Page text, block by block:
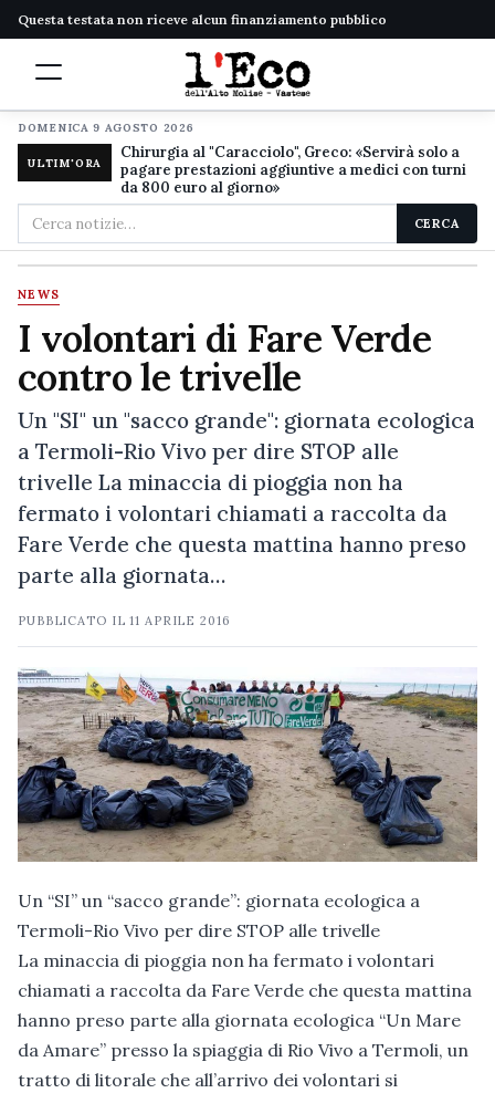
Questa testata non riceve alcun finanziamento pubblico
DOMENICA 9 AGOSTO 2026
ULTIM'ORA
Chirurgia al "Caracciolo", Greco: «Servirà solo a
pagare prestazioni aggiuntive a medici con turni
da 800 euro al giorno»
Cerca
nel
sito
CERCA
NEWS
I volontari di Fare Verde
contro le trivelle
Un "SI" un "sacco grande": giornata ecologica
a Termoli-Rio Vivo per dire STOP alle
trivelle La minaccia di pioggia non ha
fermato i volontari chiamati a raccolta da
Fare Verde che questa mattina hanno preso
parte alla giornata…
PUBBLICATO IL11 APRILE 2016
Un “SI” un “sacco grande”: giornata ecologica a
Termoli-Rio Vivo per dire STOP alle trivelle
La minaccia di pioggia non ha fermato i volontari
chiamati a raccolta da Fare Verde che questa mattina
hanno preso parte alla giornata ecologica “Un Mare
da Amare” presso la spiaggia di Rio Vivo a Termoli, un
tratto di litorale che all’arrivo dei volontari si